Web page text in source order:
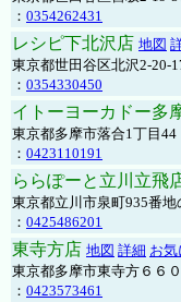
： 0354262431
レシピ下北沢店 地図
東京都世田谷区北沢2-20-
： 0354330450
イトーヨーカドー多
東京都多摩市落合1丁目
： 0423110191
ららぽーと立川立飛
東京都立川市泉町935番
： 0425486201
東寺方店 地図 詳細 お
東京都多摩市東寺方６６
： 0423573461